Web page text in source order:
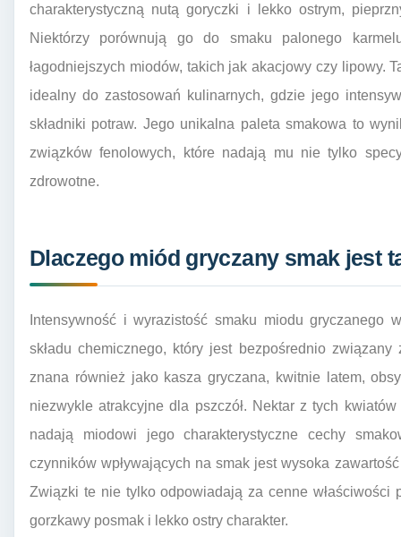
charakterystyczną nutą goryczki i lekko ostrym,
Niektórzy porównują go do smaku palonego
łagodniejszych miodów, takich jak akacjowy czy lipowy.
idealny do zastosowań kulinarnych, gdzie jego
składniki potraw. Jego unikalna paleta smakowa to
związków fenolowych, które nadają mu nie tylko
zdrowotne.
Dlaczego miód gryczany smak jest
Intensywność i wyrazistość smaku miodu gryczanego
składu chemicznego, który jest bezpośrednio
znana również jako kasza gryczana, kwitnie latem,
niezwykle atrakcyjne dla pszczół. Nektar z tych
nadają miodowi jego charakterystyczne cechy
czynników wpływających na smak jest wysoka
Związki te nie tylko odpowiadają za cenne właściwości
gorzkawy posmak i lekko ostry charakter.